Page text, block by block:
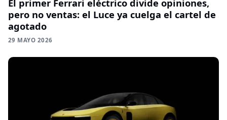
El primer Ferrari eléctrico divide opiniones,
pero no ventas: el Luce ya cuelga el cartel de
agotado
29 MAYO 2026